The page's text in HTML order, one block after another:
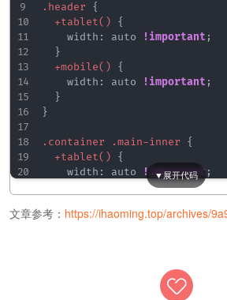
.header
{
+tablet()
{
width : auto !important ;
}
+mobile()
{
width : auto !important ;
}
}
.container .main-inner
{
+tablet()
{
width : auto !important;
width: auto !important;
文章参考： https://ihaoming.top/archives/